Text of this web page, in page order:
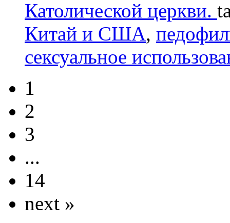
Католической церкви.
Китай и США,
сексуальное
1
2
3
...
14
next »